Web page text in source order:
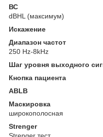
dBHL (максимум)
Диапазон
250 Hz-8kHz
Шаг уровня
Кнопка
широкополосная
Strenger